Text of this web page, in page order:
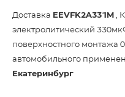
Доставка EEVFK2A331M ,
электролитический
поверхностного монтажа
автомобильного
Екатеринбург